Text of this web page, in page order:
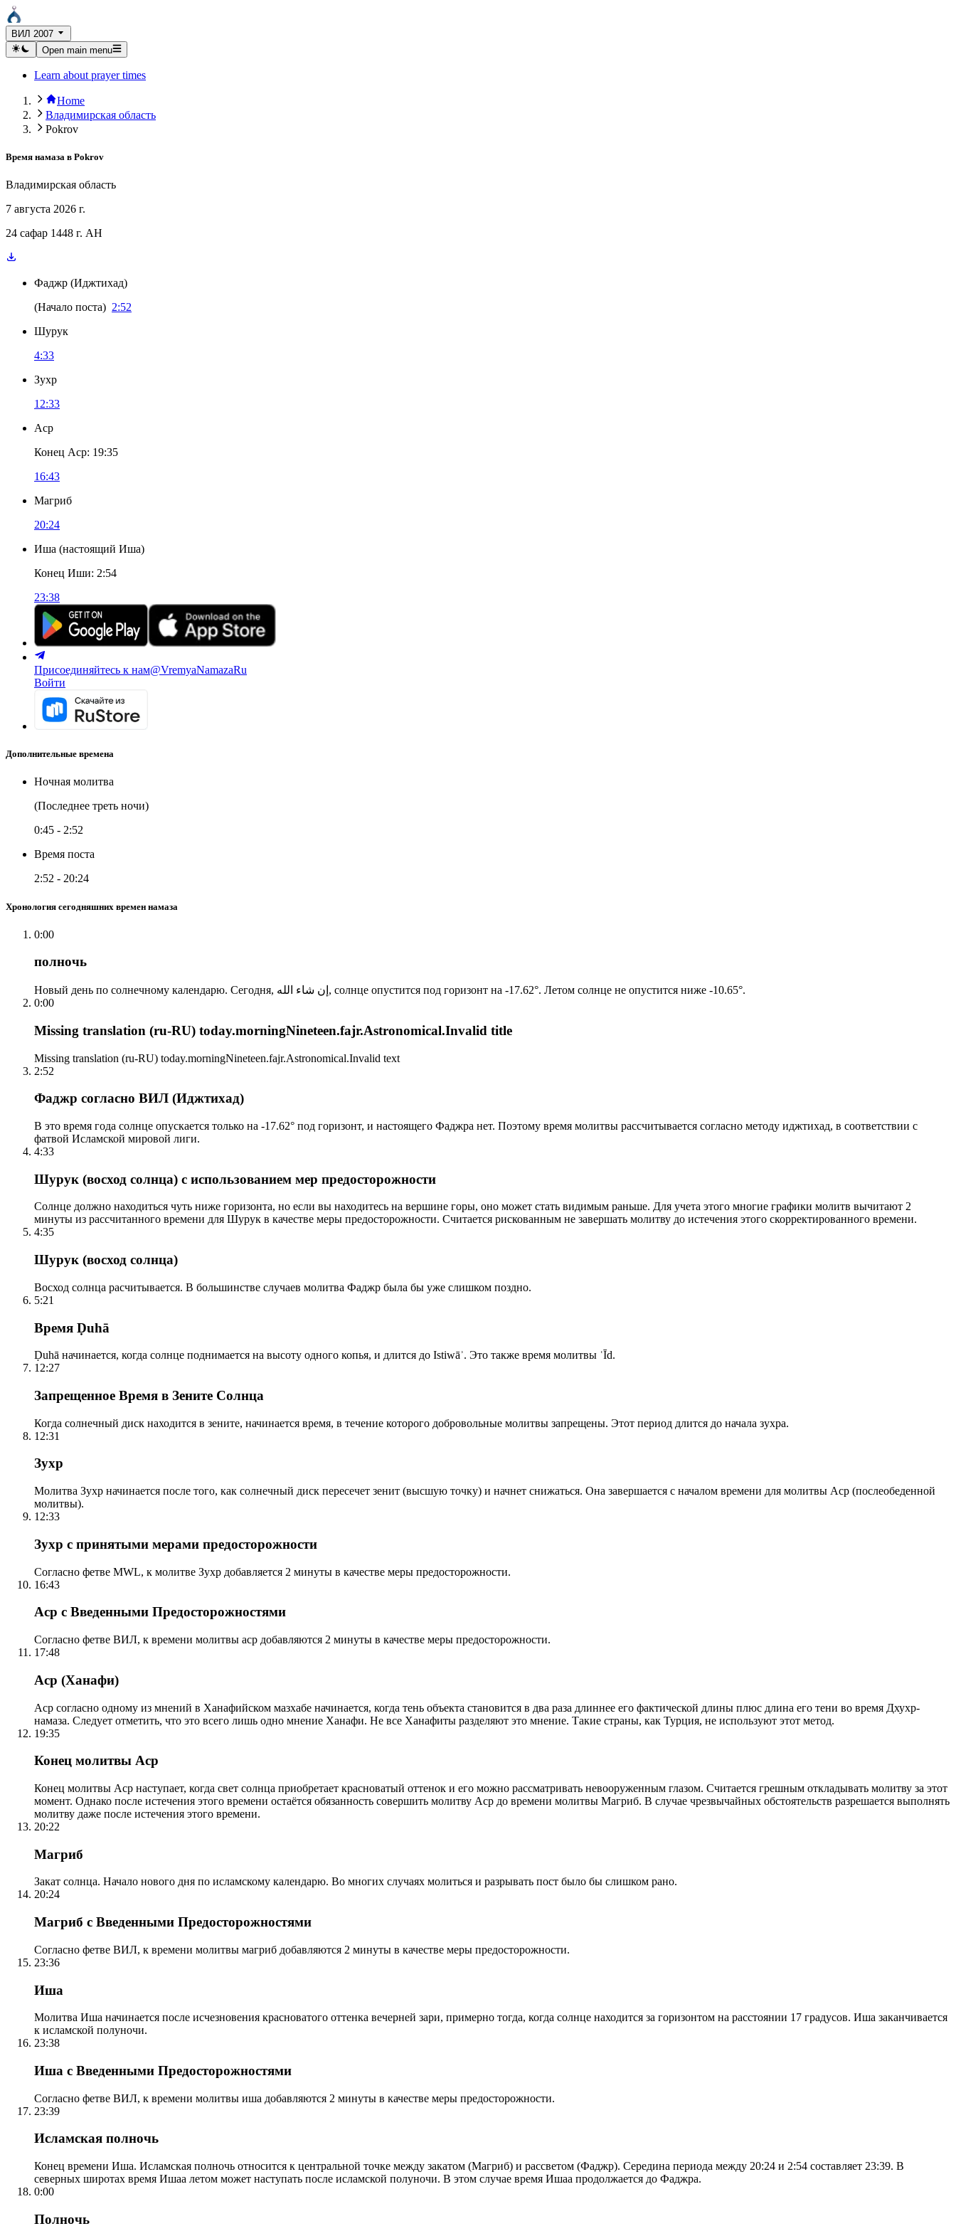
ВИЛ 2007
Open main menu
Learn about prayer times
Home
Владимирская область
Pokrov
Время намаза в Pokrov
Владимирская область
7 августа 2026 г.
24 сафар 1448 г. AH
Фаджр (Иджтихад)
(Начало поста) 2:52
Шурук
4:33
Зухр
12:33
Аср
Конец Аср: 19:35
16:43
Магриб
20:24
Иша (настоящий Иша)
Конец Иши: 2:54
23:38
Присоединяйтесь к нам@VremyaNamazaRu
Войти
Дополнительные времена
Ночная молитва
(Последнее треть ночи)
0:45 - 2:52
Время поста
2:52 - 20:24
Хронология сегодняшних времен намаза
0:00
полночь
Новый день по солнечному календарю. Сегодня, إن شاء الله, солнце опустится под горизонт на -17.62°. Летом солнце не опустится ниже -10.65°.
0:00
Missing translation (ru-RU) today.morningNineteen.fajr.Astronomical.Invalid title
Missing translation (ru-RU) today.morningNineteen.fajr.Astronomical.Invalid text
2:52
Фаджр согласно ВИЛ (Иджтихад)
В это время года солнце опускается только на -17.62° под горизонт, и настоящего Фаджра нет. Поэтому время молитвы рассчитывается согласно методу иджтихад, в соответствии с
фатвой Исламской мировой лиги.
4:33
Шурук (восход солнца) с использованием мер предосторожности
Солнце должно находиться чуть ниже горизонта, но если вы находитесь на вершине горы, оно может стать видимым раньше. Для учета этого многие графики молитв вычитают 2
минуты из рассчитанного времени для Шурук в качестве меры предосторожности. Считается рискованным не завершать молитву до истечения этого скорректированного времени.
4:35
Шурук (восход солнца)
Восход солнца расчитывается. В большинстве случаев молитва Фаджр была бы уже слишком поздно.
5:21
Время Ḍuhā
Ḍuhā начинается, когда солнце поднимается на высоту одного копья, и длится до Istiwāʾ. Это также время молитвы ʿĪd.
12:27
Запрещенное Время в Зените Солнца
Когда солнечный диск находится в зените, начинается время, в течение которого добровольные молитвы запрещены. Этот период длится до начала зухра.
12:31
Зухр
Молитва Зухр начинается после того, как солнечный диск пересечет зенит (высшую точку) и начнет снижаться. Она завершается с началом времени для молитвы Аср (послеобеденной
молитвы).
12:33
Зухр с принятыми мерами предосторожности
Согласно фетве MWL, к молитве Зухр добавляется 2 минуты в качестве меры предосторожности.
16:43
Аср с Введенными Предосторожностями
Согласно фетве ВИЛ, к времени молитвы аср добавляются 2 минуты в качестве меры предосторожности.
17:48
Аср (Ханафи)
Аср согласно одному из мнений в Ханафийском мазхабе начинается, когда тень объекта становится в два раза длиннее его фактической длины плюс длина его тени во время Дхухр-
намаза. Следует отметить, что это всего лишь одно мнение Ханафи. Не все Ханафиты разделяют это мнение. Такие страны, как Турция, не используют этот метод.
19:35
Конец молитвы Аср
Конец молитвы Аср наступает, когда свет солнца приобретает красноватый оттенок и его можно рассматривать невооруженным глазом. Считается грешным откладывать молитву за этот
момент. Однако после истечения этого времени остаётся обязанность совершить молитву Аср до времени молитвы Магриб. В случае чрезвычайных обстоятельств разрешается выполнять
молитву даже после истечения этого времени.
20:22
Магриб
Закат солнца. Начало нового дня по исламскому календарю. Во многих случаях молиться и разрывать пост было бы слишком рано.
20:24
Магриб с Введенными Предосторожностями
Согласно фетве ВИЛ, к времени молитвы магриб добавляются 2 минуты в качестве меры предосторожности.
23:36
Иша
Молитва Иша начинается после исчезновения красноватого оттенка вечерней зари, примерно тогда, когда солнце находится за горизонтом на расстоянии 17 градусов. Иша заканчивается
к исламской полуночи.
23:38
Иша с Введенными Предосторожностями
Согласно фетве ВИЛ, к времени молитвы иша добавляются 2 минуты в качестве меры предосторожности.
23:39
Исламская полночь
Конец времени Иша. Исламская полночь относится к центральной точке между закатом (Магриб) и рассветом (Фаджр). Середина периода между 20:24 и 2:54 составляет 23:39. В
северных широтах время Ишаа летом может наступать после исламской полуночи. В этом случае время Ишаа продолжается до Фаджра.
0:00
Полночь